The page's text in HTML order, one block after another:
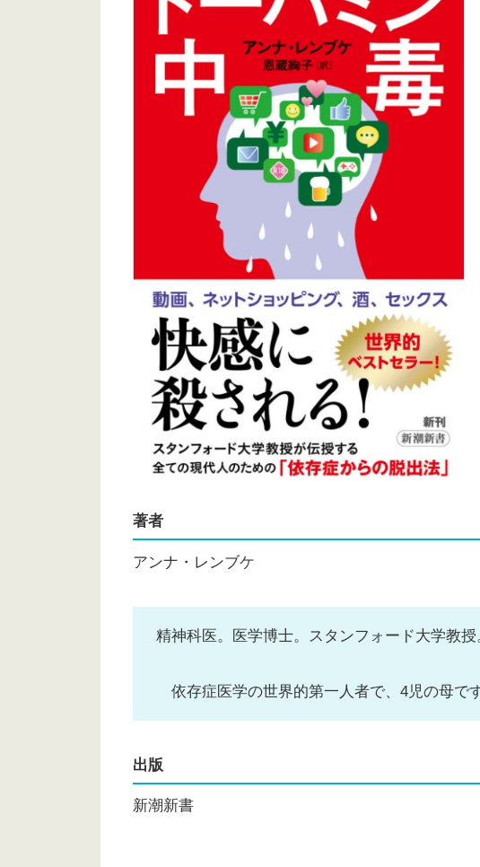
著者
アンナ・レンブケ
精神科医。医学博士。スタンフォード大学教授
依存症医学の世界的第一人者で、4児の母です
出版
新潮新書